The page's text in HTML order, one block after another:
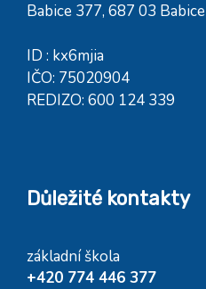
Babice 377, 687 03 Babice
ID : kx6mjia
IČO: 75020904
REDIZO: 600 124 339
Důležité kontakty
základní škola
+420 774 446 377